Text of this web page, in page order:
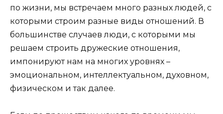
по жизни, мы встречаем много разных людей, с
которыми строим разные виды отношений. В
большинстве случаев люди, с которыми мы
решаем строить дружеские отношения,
импонируют нам на многих уровнях –
эмоциональном, интеллектуальном, духовном,
физическом и так далее.